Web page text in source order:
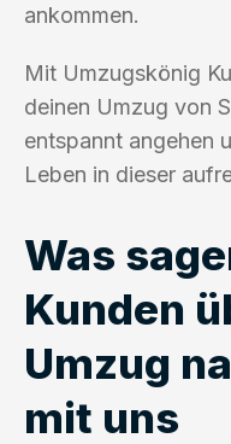
ankommen.
Mit Umzugskönig
deinen Umzug von
entspannt angehen
Leben in dieser
Was
Kunden
Umzug
mit uns